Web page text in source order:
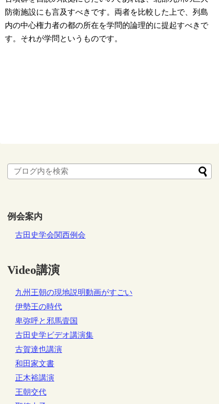
防衛施設にも言及すべきです。両者を比較した上で、列島
内の中心権力者の都の所在を学問的論理的に提起すべきで
す。それが学問というものです。
例会案内
古田史学会関西例会
Video講演
九州王朝の現地説明動画がすごい
伊勢王の時代
卑弥呼と邪馬壹国
古田史学ビデオ講演集
古賀達也講演
和田家文書
正木裕講演
王朝交代